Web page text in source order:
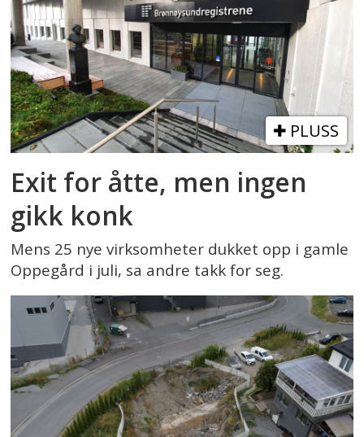
PLUSS
Exit for åtte, men ingen
gikk konk
Mens 25 nye virksomheter dukket opp i gamle
Oppegård i juli, sa andre takk for seg.